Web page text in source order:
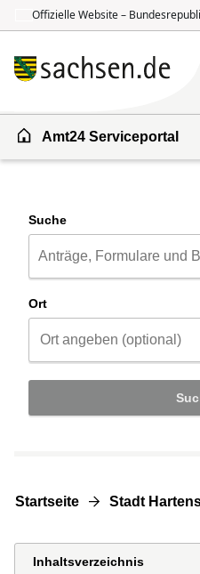
Offizielle Website –
Amt24 Serviceportal
Suche
Ort
Startseite Stadt
Inhaltsverzeichnis